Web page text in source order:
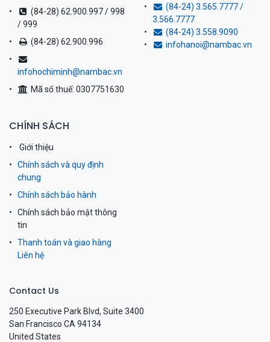
(84-28) 62.900.997 / 998
/ 999
(84-28) 62.900.996
infohochiminh@nambac.vn
Mã số thuế: 0307751630
(84-24) 3.565.7777 /
3.566.7777
(84-24) 3.558.9090
infohanoi@nambac.vn
CHÍNH SÁCH
Giới thiệu
Chính sách và quy định
chung
Chính sách bảo hành
Chính sách bảo mật thông
tin
Thanh toán và giao hàng
Liên hệ
Contact Us
250 Executive Park Blvd, Suite 3400
San Francisco CA 94134
United States